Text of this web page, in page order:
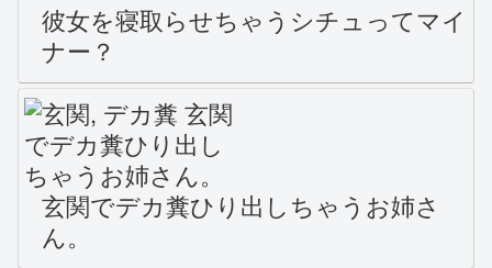
彼女を寝取らせちゃうシチュってマイ
ナー？
玄関でデカ糞ひり出しちゃうお姉さ
ん。